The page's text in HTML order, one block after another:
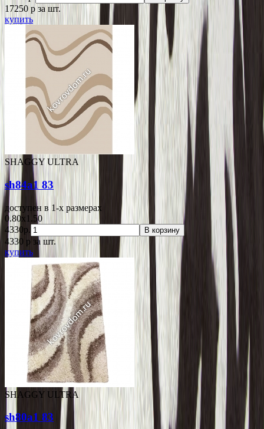
17250 p за шт.
купить
SHAGGY ULTRA
sh84a1 83
доступен в 1-x размерах
0.80x1.50
4330р.
В корзину
4330 p за шт.
купить
SHAGGY ULTRA
sh80a1 83